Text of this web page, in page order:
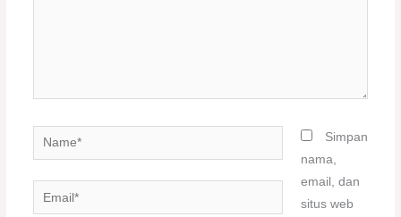
Name*
Email*
Simpan
nama,
email, dan
situs web